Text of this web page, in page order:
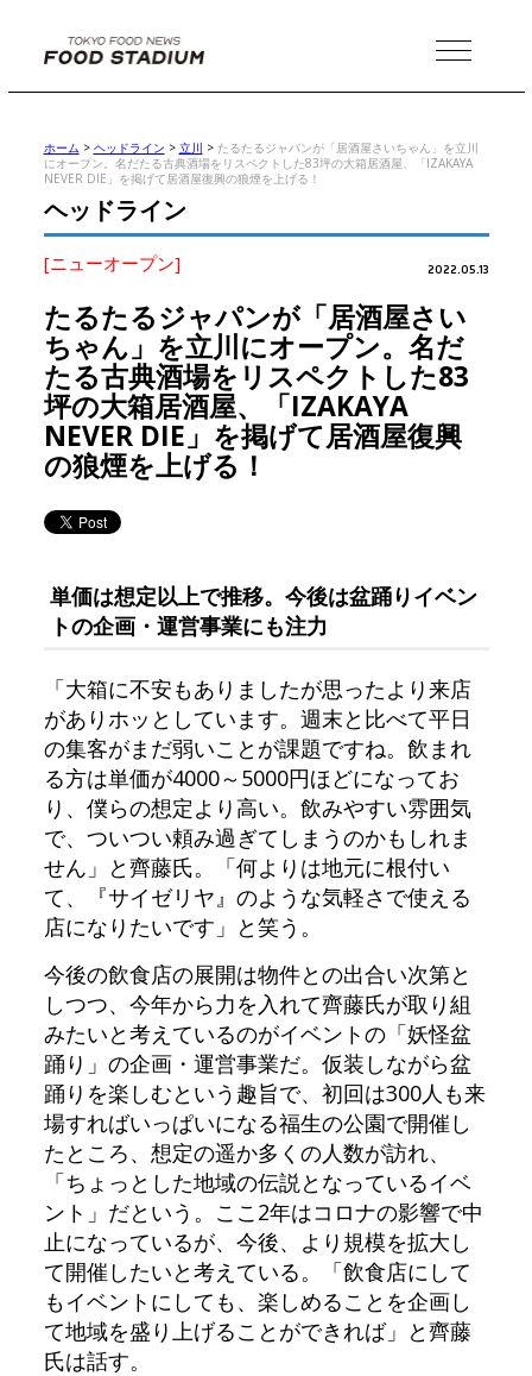
MENU
ホーム > ヘッドライン > 立川 > たるたるジャパンが「居酒屋さいちゃん」を立川
にオープン。名だたる古典酒場をリスペクトした83坪の大箱居酒屋、「IZAKAYA
NEVER DIE」を掲げて居酒屋復興の狼煙を上げる！
ヘッドライン
[ニューオープン] 2022.05.13
たるたるジャパンが「居酒屋さい
ちゃん」を立川にオープン。名だ
たる古典酒場をリスペクトした83
坪の大箱居酒屋、「IZAKAYA
NEVER DIE」を掲げて居酒屋復興
の狼煙を上げる！
単価は想定以上で推移。今後は盆踊りイベン
トの企画・運営事業にも注力
「大箱に不安もありましたが思ったより来店
がありホッとしています。週末と比べて平日
の集客がまだ弱いことが課題ですね。飲まれ
る方は単価が4000～5000円ほどになってお
り、僕らの想定より高い。飲みやすい雰囲気
で、ついつい頼み過ぎてしまうのかもしれま
せん」と齊藤氏。「何よりは地元に根付い
て、『サイゼリヤ』のような気軽さで使える
店になりたいです」と笑う。
今後の飲食店の展開は物件との出合い次第と
しつつ、今年から力を入れて齊藤氏が取り組
みたいと考えているのがイベントの「妖怪盆
踊り」の企画・運営事業だ。仮装しながら盆
踊りを楽しむという趣旨で、初回は300人も来
場すればいっぱいになる福生の公園で開催し
たところ、想定の遥か多くの人数が訪れ、
「ちょっとした地域の伝説となっているイベ
ント」だという。ここ2年はコロナの影響で中
止になっているが、今後、より規模を拡大し
て開催したいと考えている。「飲食店にして
もイベントにしても、楽しめることを企画し
て地域を盛り上げることができれば」と齊藤
氏は話す。